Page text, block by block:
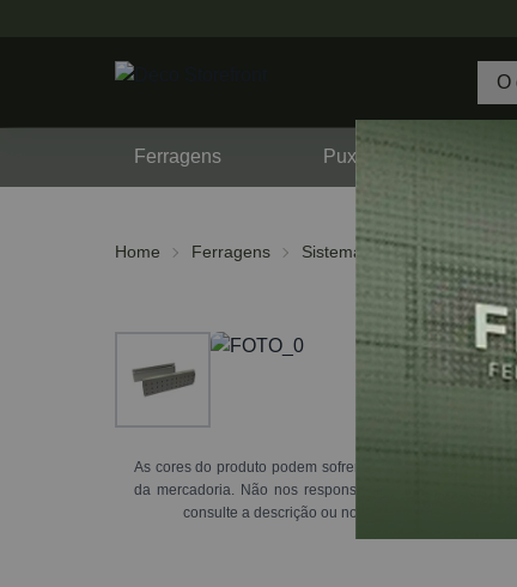
Ferragens Puxadores
Home Ferragens Sistemas de Gavetas
As cores do produto podem sofrer variações de
da mercadoria. Não nos responsabilizamos por essa
consulte a descrição ou nossos vendedores